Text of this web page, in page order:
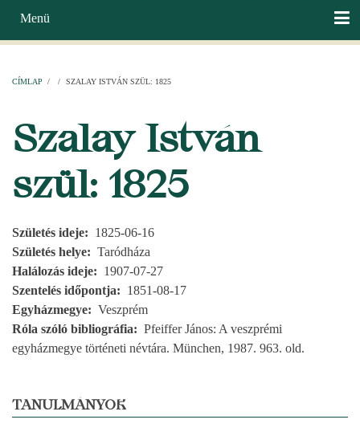
Main
navigation
Menü
CÍMLAP / / SZALAY ISTVÁN SZÜL: 1825
Szalay István
szül: 1825
Születés ideje
1825-06-16
Születés helye
Taródháza
Halálozás ideje
1907-07-27
Szentelés időpontja
1851-08-17
Egyházmegye
Veszprém
Róla szóló bibliográfia
Pfeiffer János: A veszprémi
egyházmegye történeti névtára. München, 1987. 963. old.
TANULMÁNYOK